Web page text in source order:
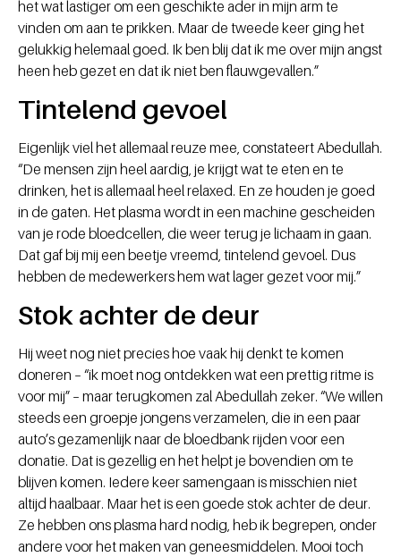
het wat lastiger om een geschikte ader in mijn arm te
vinden om aan te prikken. Maar de tweede keer ging het
gelukkig helemaal goed. Ik ben blij dat ik me over mijn angst
heen heb gezet en dat ik niet ben flauwgevallen.”
Tintelend gevoel
Eigenlijk viel het allemaal reuze mee, constateert Abedullah.
“De mensen zijn heel aardig, je krijgt wat te eten en te
drinken, het is allemaal heel relaxed. En ze houden je goed
in de gaten. Het plasma wordt in een machine gescheiden
van je rode bloedcellen, die weer terug je lichaam in gaan.
Dat gaf bij mij een beetje vreemd, tintelend gevoel. Dus
hebben de medewerkers hem wat lager gezet voor mij.”
Stok achter de deur
Hij weet nog niet precies hoe vaak hij denkt te komen
doneren – “ik moet nog ontdekken wat een prettig ritme is
voor mij” – maar terugkomen zal Abedullah zeker. “We willen
steeds een groepje jongens verzamelen, die in een paar
auto’s gezamenlijk naar de bloedbank rijden voor een
donatie. Dat is gezellig en het helpt je bovendien om te
blijven komen. Iedere keer samengaan is misschien niet
altijd haalbaar. Maar het is een goede stok achter de deur.
Ze hebben ons plasma hard nodig, heb ik begrepen, onder
andere voor het maken van geneesmiddelen. Mooi toch